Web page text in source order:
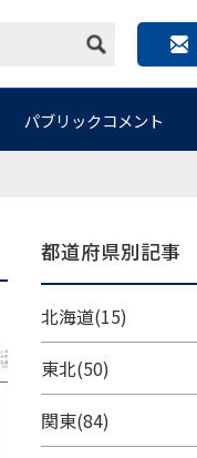
パブリックコメント
都道府県別記事
北海道(15)
東北(50)
関東(84)